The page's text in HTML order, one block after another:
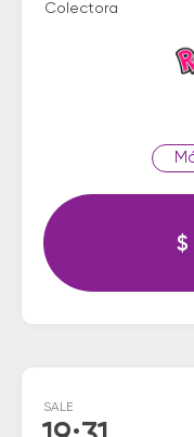
Colectora
$
SALE